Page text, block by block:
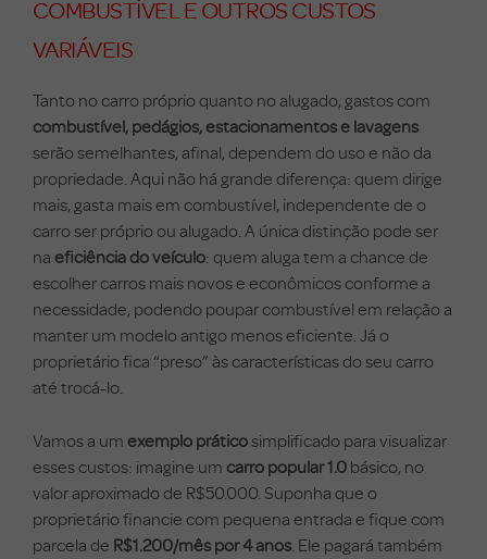
COMBUSTÍVEL E OUTROS CUSTOS
VARIÁVEIS
Tanto no carro próprio quanto no alugado, gastos com
combustível, pedágios, estacionamentos e lavagens
serão semelhantes, afinal, dependem do uso e não da
propriedade. Aqui não há grande diferença: quem dirige
mais, gasta mais em combustível, independente de o
carro ser próprio ou alugado. A única distinção pode ser
na eficiência do veículo: quem aluga tem a chance de
escolher carros mais novos e econômicos conforme a
necessidade, podendo poupar combustível em relação a
manter um modelo antigo menos eficiente. Já o
proprietário fica “preso” às características do seu carro
até trocá-lo.
Vamos a um exemplo práticosimplificado para visualizar
esses custos: imagine um carro popular 1.0 básico, no
valor aproximado de R$50.000. Suponha que o
proprietário financie com pequena entrada e fique com
parcela de R$1.200/mês por 4 anos. Ele pagará também